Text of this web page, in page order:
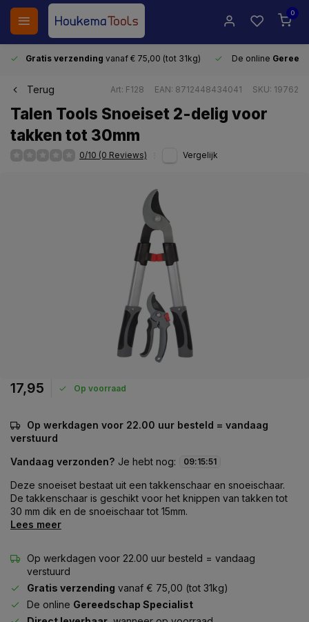
0
Gratis verzending vanaf € 75,00 (tot 31kg) De online
Terug Art: F128 EAN: 8712448434041 SKU: 19762
Talen Tools Snoeiset 2-delig voor
takken tot 30mm
0/10 (0 Reviews) Vergelijk
17,95 Op voorraad
Op werkdagen voor 22.00 uur besteld = vandaag
verstuurd
Vandaag verzonden? Je hebt nog: 09:15:50
Deze snoeiset bestaat uit een takkenschaar en snoeischaar.
De takkenschaar is geschikt voor het knippen van takken tot
30 mm dik en de snoeischaar tot 15mm.
Lees meer
Op werkdagen voor 22.00 uur besteld = vandaag
verstuurd
Gratis verzending vanaf € 75,00 (tot 31kg)
De online Gereedschap Specialist